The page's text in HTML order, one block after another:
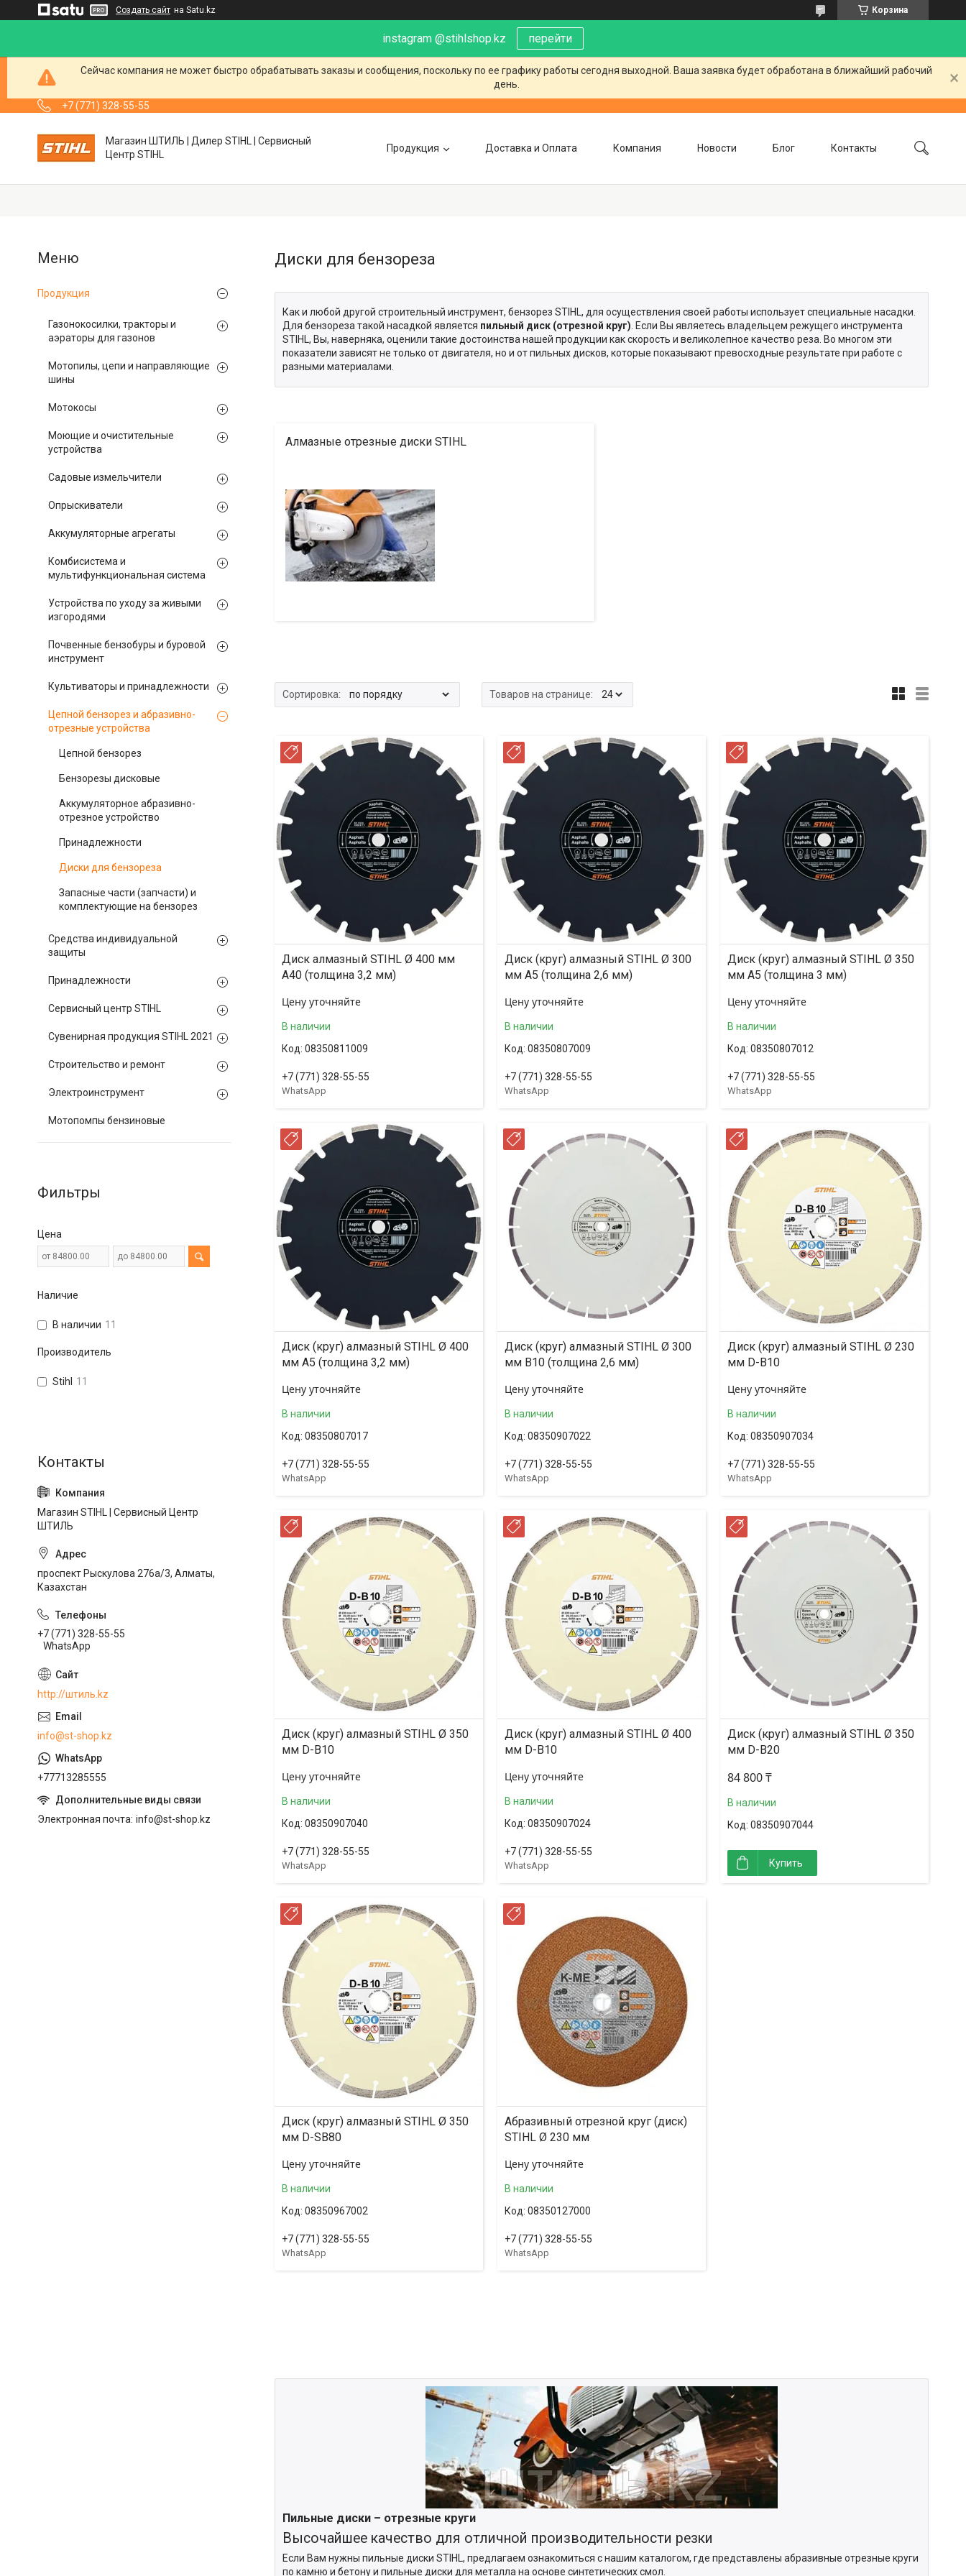
Создать сайт на Satu.kz Корзина
instagram @stihlshop.kz перейти
Сейчас компания не может быстро обрабатывать заказы и сообщения, поскольку по ее графику работы сегодня выходной. Ваша заявка будет обработана в ближайший рабочий
день.
+7 (771) 328-55-55
Магазин ШТИЛЬ | Дилер STIHL | Сервисный
Центр STIHL
Продукция Доставка и Оплата Компания Новости Блог Контакты
Диски для бензореза
Как и любой другой строительный инструмент, бензорез STIHL, для осуществления своей работы использует специальные насадки.
Для бензореза такой насадкой является пильный диск (отрезной круг) . Если Вы являетесь владельцем режущего инструмента
STIHL, Вы, наверняка, оценили такие достоинства нашей продукции как скорость и великолепное качество реза. Во многом эти
показатели зависят не только от двигателя, но и от пильных дисков, которые показывают превосходные результате при работе с
разными материалами.
Алмазные отрезные диски STIHL
РАССРОЧКА
Диск алмазный STIHL Ø 400 мм
А40 (толщина 3,2 мм)
Цену уточняйте
В наличии
08350811009
+7 (771) 328-55-55
WhatsApp
РАССРОЧКА
Диск (круг) алмазный STIHL Ø 300
мм А5 (толщина 2,6 мм)
Цену уточняйте
В наличии
08350807009
+7 (771) 328-55-55
WhatsApp
РАССРОЧКА
Диск (круг) алмазный STIHL Ø 350
мм А5 (толщина 3 мм)
Цену уточняйте
В наличии
08350807012
+7 (771) 328-55-55
WhatsApp
РАССРОЧКА
Диск (круг) алмазный STIHL Ø 400
мм А5 (толщина 3,2 мм)
Цену уточняйте
В наличии
08350807017
+7 (771) 328-55-55
WhatsApp
РАССРОЧКА
Диск (круг) алмазный STIHL Ø 300
мм B10 (толщина 2,6 мм)
Цену уточняйте
В наличии
08350907022
+7 (771) 328-55-55
WhatsApp
РАССРОЧКА
Диск (круг) алмазный STIHL Ø 230
мм D-B10
Цену уточняйте
В наличии
08350907034
+7 (771) 328-55-55
WhatsApp
РАССРОЧКА
Диск (круг) алмазный STIHL Ø 350
мм D-B10
Цену уточняйте
В наличии
08350907040
+7 (771) 328-55-55
WhatsApp
РАССРОЧКА
Диск (круг) алмазный STIHL Ø 400
мм D-B10
Цену уточняйте
В наличии
08350907024
+7 (771) 328-55-55
WhatsApp
РАССРОЧКА
Диск (круг) алмазный STIHL Ø 350
мм D-B20
84 800 ₸
В наличии
08350907044
Купить
РАССРОЧКА
Диск (круг) алмазный STIHL Ø 350
мм D-SB80
Цену уточняйте
В наличии
08350967002
+7 (771) 328-55-55
WhatsApp
РАССРОЧКА
Абразивный отрезной круг (диск)
STIHL Ø 230 мм
Цену уточняйте
В наличии
08350127000
+7 (771) 328-55-55
WhatsApp
Пильные диски – отрезные круги
Высочайшее качество для отличной производительности резки
Если Вам нужны пильные диски STIHL, предлагаем ознакомиться с нашим каталогом, где представлены абразивные отрезные круги
по камню и бетону и пильные диски для металла на основе синтетических смол.
Продукция
Газонокосилки, тракторы и
аэраторы для газонов
Мотопилы, цепи и направляющие
шины
Мотокосы
Моющие и очистительные
устройства
Садовые измельчители
Опрыскиватели
Аккумуляторные агрегаты
Комбисистема и
мультифункциональная система
Устройства по уходу за живыми
изгородями
Почвенные бензобуры и буровой
инструмент
Культиваторы и принадлежности
Цепной бензорез и абразивно-
отрезные устройства
Цепной бензорез
Бензорезы дисковые
Аккумуляторное абразивно-
отрезное устройство
Принадлежности
Диски для бензореза
Запасные части (запчасти) и
комплектующие на бензорез
Средства индивидуальной
защиты
Принадлежности
Сервисный центр STIHL
Сувенирная продукция STIHL 2021
Строительство и ремонт
Электроинструмент
Мотопомпы бензиновые
Фильтры
Цена
Наличие
В наличии 11
Производитель
Stihl 11
Магазин STIHL | Сервисный Центр
ШТИЛЬ
проспект Рыскулова 276а/3, Алматы,
Казахстан
+7 (771) 328-55-55
WhatsApp
http://штиль.kz
info@st-shop.kz
+77713285555
Электронная почта info@st-shop.kz